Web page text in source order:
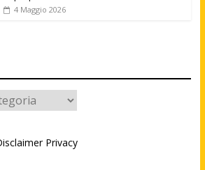
4 Maggio 2026
Privacy